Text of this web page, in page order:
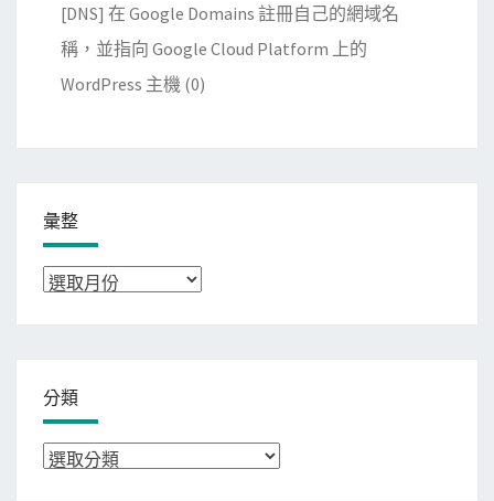
[DNS] 在 Google Domains 註冊自己的網域名
稱，並指向 Google Cloud Platform 上的
WordPress 主機 (0)
彙整
彙
分類
分